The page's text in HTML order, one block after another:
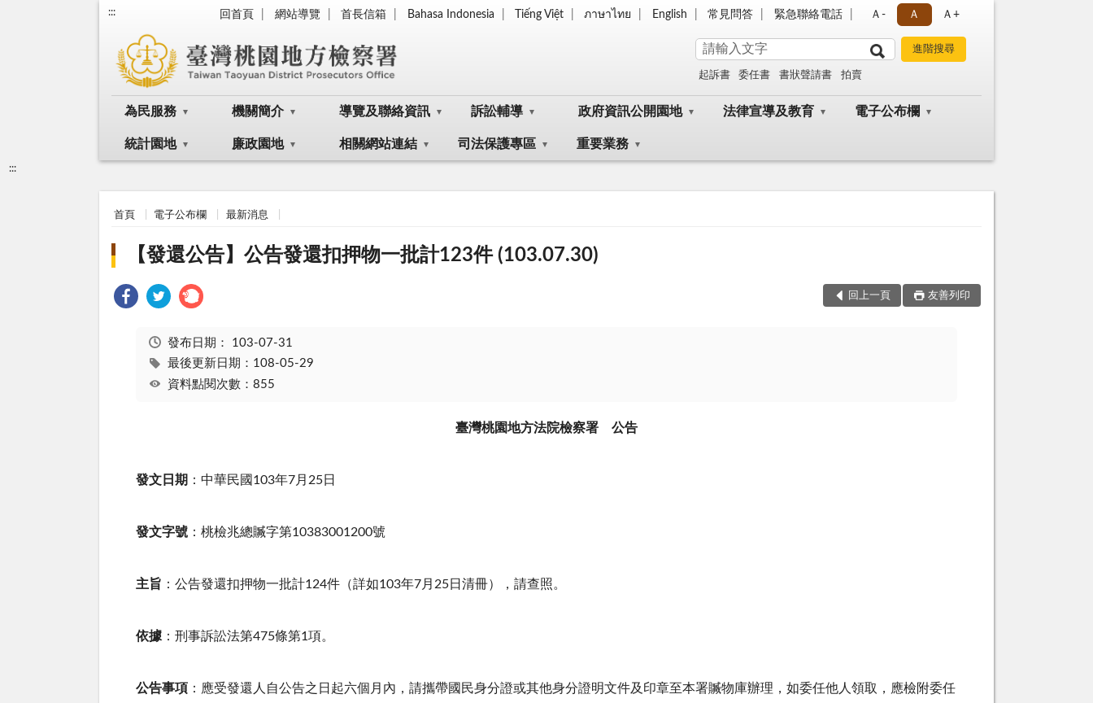
::: 回首頁 網站導覽 首長信箱 Bahasa Indonesia Tiếng Việt ภาษาไทย English 常見問答 緊急聯絡電話 Ａ- Ａ Ａ+
起訴書 委任書 書狀聲請書 拍賣
為民服務 機關簡介 導覽及聯絡資訊 訴訟輔導 政府資訊公開園地 法律宣導及教育 電子公布欄
統計園地 廉政園地 相關網站連結 司法保護專區 重要業務
:::
首頁 電子公布欄 最新消息
【發還公告】公告發還扣押物一批計123件 (103.07.30)
回上一頁 友善列印
發布日期： 103-07-31
最後更新日期：108-05-29
資料點閱次數：855
臺灣桃園地方法院檢察署 公告
發文日期 ：中華民國103年7月25日
發文字號 ：桃檢兆總贓字第10383001200號
主旨 ：公告發還扣押物一批計124件（詳如103年7月25日清冊），請查照。
依據：刑事訴訟法第475條第1項。
公告事項 ：應受發還人自公告之日起六個月內，請攜帶國民身分證或其他身分證明文件及印章至本署贓物庫辦理，如委任他人領取，應檢附委任